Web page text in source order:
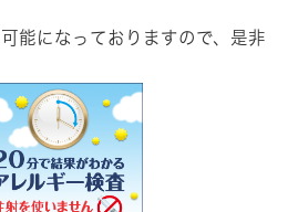
能になっておりますので、是非